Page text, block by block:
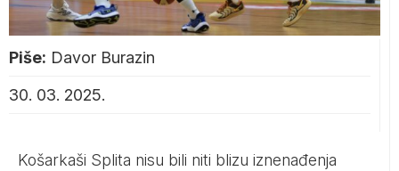
Piše: Davor Burazin
30. 03. 2025.
Košarkaši Splita nisu bili niti blizu iznenađenja